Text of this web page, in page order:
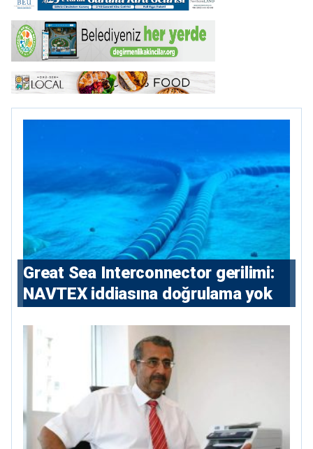
Great Sea Interconnector gerilimi:
NAVTEX iddiasına doğrulama yok